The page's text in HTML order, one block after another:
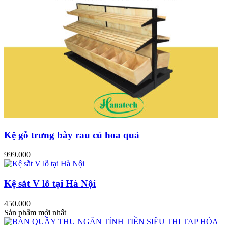
Kệ gỗ trưng bày rau củ hoa quả
999.000
Kệ sắt V lỗ tại Hà Nội
450.000
Sản phẩm mới nhất